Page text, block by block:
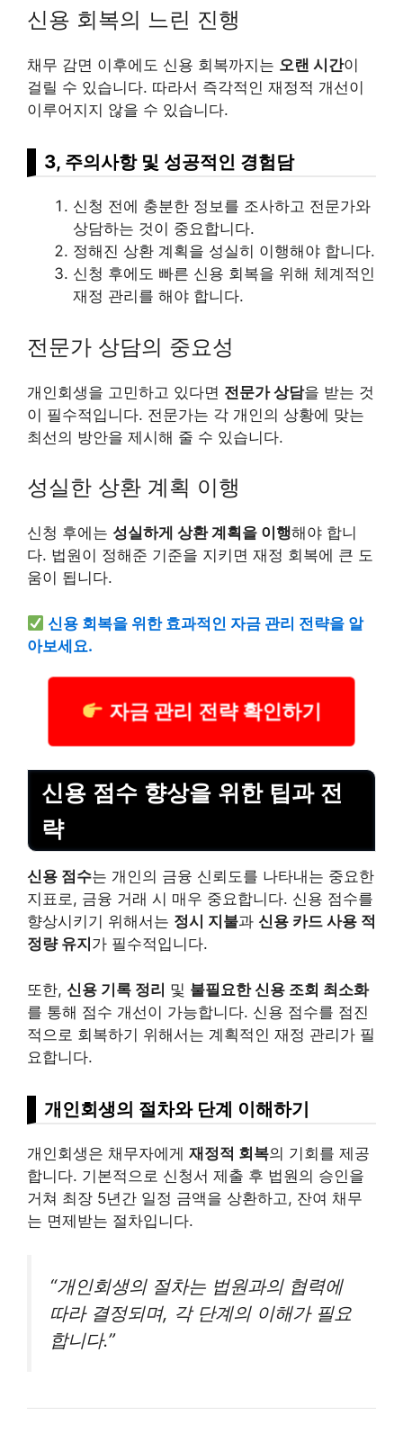
신용 회복의 느린 진행
채무 감면 이후에도 신용 회복까지는 오랜 시간이
걸릴 수 있습니다. 따라서 즉각적인 재정적 개선이
이루어지지 않을 수 있습니다.
3, 주의사항 및 성공적인 경험담
신청 전에 충분한 정보를 조사하고 전문가와
상담하는 것이 중요합니다.
정해진 상환 계획을 성실히 이행해야 합니다.
신청 후에도 빠른 신용 회복을 위해 체계적인
재정 관리를 해야 합니다.
전문가 상담의 중요성
개인회생을 고민하고 있다면 전문가 상담을 받는 것
이 필수적입니다. 전문가는 각 개인의 상황에 맞는
최선의 방안을 제시해 줄 수 있습니다.
성실한 상환 계획 이행
신청 후에는 성실하게 상환 계획을 이행해야 합니
다. 법원이 정해준 기준을 지키면 재정 회복에 큰 도
움이 됩니다.
신용 회복을 위한 효과적인 자금 관리 전략을 알
아보세요.
자금 관리 전략 확인하기
신용 점수 향상을 위한 팁과 전
략
신용 점수는 개인의 금융 신뢰도를 나타내는 중요한
지표로, 금융 거래 시 매우 중요합니다. 신용 점수를
향상시키기 위해서는 정시 지불과 신용 카드 사용 적
정량 유지 가 필수적입니다.
또한, 신용 기록 정리 및 불필요한 신용 조회 최소화
를 통해 점수 개선이 가능합니다. 신용 점수를 점진
적으로 회복하기 위해서는 계획적인 재정 관리가 필
요합니다.
개인회생의 절차와 단계 이해하기
개인회생은 채무자에게 재정적 회복의 기회를 제공
합니다. 기본적으로 신청서 제출 후 법원의 승인을
거쳐 최장 5년간 일정 금액을 상환하고, 잔여 채무
는 면제받는 절차입니다.
“개인회생의 절차는 법원과의 협력에
따라 결정되며, 각 단계의 이해가 필요
합니다.”